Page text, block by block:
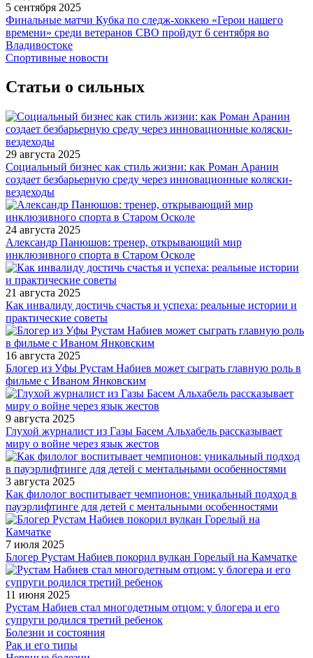
5 сентября 2025
Финальные матчи Кубка по следж-хоккею «Герои нашего
времени» среди ветеранов СВО пройдут 6 сентября во
Владивостоке
Спортивные новости
Статьи о сильных
29 августа 2025
Социальный бизнес как стиль жизни: как Роман Аранин
создает безбарьерную среду через инновационные коляски-
вездеходы
24 августа 2025
Александр Панюшов: тренер, открывающий мир
инклюзивного спорта в Старом Осколе
21 августа 2025
Как инвалиду достичь счастья и успеха: реальные истории и
практические советы
16 августа 2025
Блогер из Уфы Рустам Набиев может сыграть главную роль в
фильме с Иваном Янковским
9 августа 2025
Глухой журналист из Газы Басем Альхабель рассказывает
миру о войне через язык жестов
3 августа 2025
Как филолог воспитывает чемпионов: уникальный подход в
пауэрлифтинге для детей с ментальными особенностями
7 июля 2025
Блогер Рустам Набиев покорил вулкан Горелый на Камчатке
11 июня 2025
Рустам Набиев стал многодетным отцом: у блогера и его
супруги родился третий ребенок
Болезни и состояния
Рак и его типы